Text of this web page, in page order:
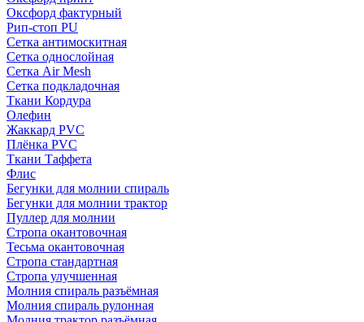
Оксфорд фактурный
Рип-стоп PU
Сетка антимоскитная
Сетка однослойная
Сетка Air Mesh
Сетка подкладочная
Ткани Кордура
Олефин
Жаккард PVC
Плёнка PVC
Ткани Таффета
Флис
Бегунки для молнии спираль
Бегунки для молнии трактор
Пуллер для молнии
Стропа окантовочная
Тесьма окантовочная
Стропа стандартная
Стропа улучшенная
Молния спираль разъёмная
Молния спираль рулонная